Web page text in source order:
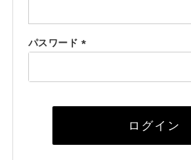
須)
パスワード
須)
ログイン